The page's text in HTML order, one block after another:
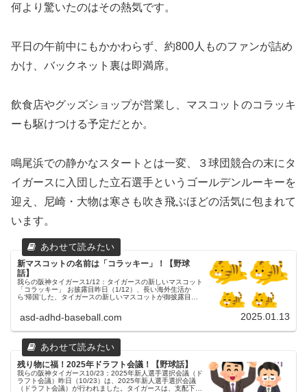
何より驚いたのはその熱気です。
平日の午前中にもかかわらず、約800人ものファンが詰め
かけ、バックネット裏は即満席。
飲食店やグッズショップが営業し、マスコットのコラッキ
ーも駆けつける予定だとか。
鳴尾浜での静かなスタートとは一変、３球団競合の末にタ
イガースに入団した立石選手というゴールデンルーキーを
迎え、尼崎・大物は寒さも吹き飛ぶほどの活気に包まれて
います。
新マスコットの名前は「コラッキー」！【野球
話】
我らの阪神タイガース1/12：タイガースの新しいマスコット
「コラッキー」 お披露目昨日（1/12）、長い海外生活か
ら‘帰国’した、タイガースの新しいマスコットが御披露目さ
asd-adhd-baseball.com 2025.01.13
残り物に福！2025年ドラフト会議！【野球話】
我らの阪神タイガース10/23：2025年新人選手選択会議（ド
ラフト会議）昨日（10/23）は、2025年新人選手選択会議
（ドラフト会議）が行われました。タイガースは、支配下で